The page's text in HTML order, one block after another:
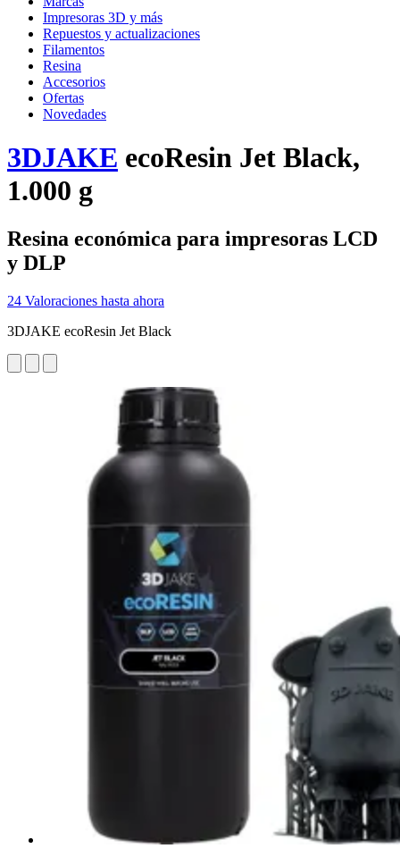
Impresoras 3D y más
Repuestos y actualizaciones
Filamentos
Resina
Accesorios
Ofertas
Novedades
3DJAKE ecoResin Jet Black,
1.000 g
Resina económica para impresoras LCD
y DLP
24 Valoraciones hasta ahora
3DJAKE ecoResin Jet Black